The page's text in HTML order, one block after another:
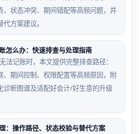
、状态冲突、期间错配等高频问题，并
方案建议。
怎么办：快速排查与处理指南
法记账时，本文提供完整排查路径：
、期间控制、权限配置等高频原因，附
诊断图谱及适配好会计/好生意的升级
：操作路径、状态校验与替代方案